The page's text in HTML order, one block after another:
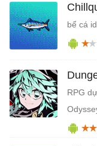
bể cá
RPG